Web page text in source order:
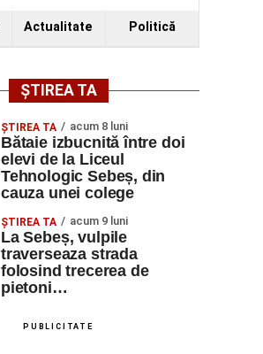
Actualitate Politică
ȘTIREA TA
ŞTIREA TA acum 8 luni
Bătaie izbucnită între doi
elevi de la Liceul
Tehnologic Sebeș, din
cauza unei colege
ŞTIREA TA acum 9 luni
La Sebeș, vulpile
traverseaza strada
folosind trecerea de
pietoni…
PUBLICITATE